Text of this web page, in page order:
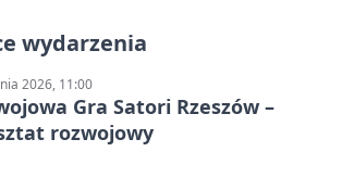
wydarzenia
2026, 11:00
Gra Satori Rzeszów –
rozwojowy